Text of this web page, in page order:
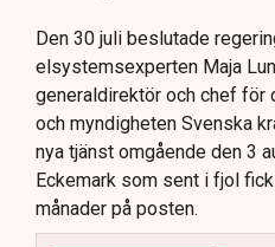
Den 30 juli beslutade
elsystemsexperten Maja
generaldirektör och chef
och myndigheten Svenska
nya tjänst omgående den 3
Eckemark som sent i fjol
månader på posten.